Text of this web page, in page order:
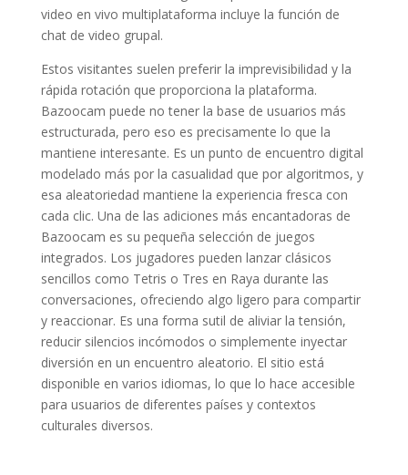
video en vivo multiplataforma incluye la función de
chat de video grupal.
Estos visitantes suelen preferir la imprevisibilidad y la
rápida rotación que proporciona la plataforma.
Bazoocam puede no tener la base de usuarios más
estructurada, pero eso es precisamente lo que la
mantiene interesante. Es un punto de encuentro digital
modelado más por la casualidad que por algoritmos, y
esa aleatoriedad mantiene la experiencia fresca con
cada clic. Una de las adiciones más encantadoras de
Bazoocam es su pequeña selección de juegos
integrados. Los jugadores pueden lanzar clásicos
sencillos como Tetris o Tres en Raya durante las
conversaciones, ofreciendo algo ligero para compartir
y reaccionar. Es una forma sutil de aliviar la tensión,
reducir silencios incómodos o simplemente inyectar
diversión en un encuentro aleatorio. El sitio está
disponible en varios idiomas, lo que lo hace accesible
para usuarios de diferentes países y contextos
culturales diversos.